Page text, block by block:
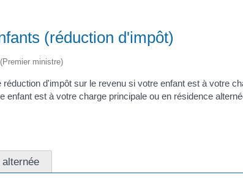
(réduction d'impôt)
ministre)
d'impôt sur le revenu si votre enfant est à votre
est à votre charge principale ou en résidence